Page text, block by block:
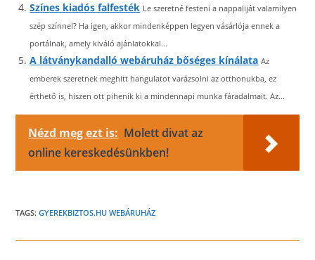
Színes kiadós falfesték Le szeretné festeni a nappaliját valamilyen
szép színnel? Ha igen, akkor mindenképpen legyen vásárlója ennek a
portálnak, amely kiváló ajánlatokkal...
A látványkandalló webáruház bőséges kínálata Az
emberek szeretnek meghitt hangulatot varázsolni az otthonukba, ez
érthető is, hiszen ott pihenik ki a mindennapi munka fáradalmait. Az...
Nézd meg ezt is: Molett divat az
online kereskedésünkben!
TAGS:GYEREKBIZTOS.HU WEBÁRUHÁZ